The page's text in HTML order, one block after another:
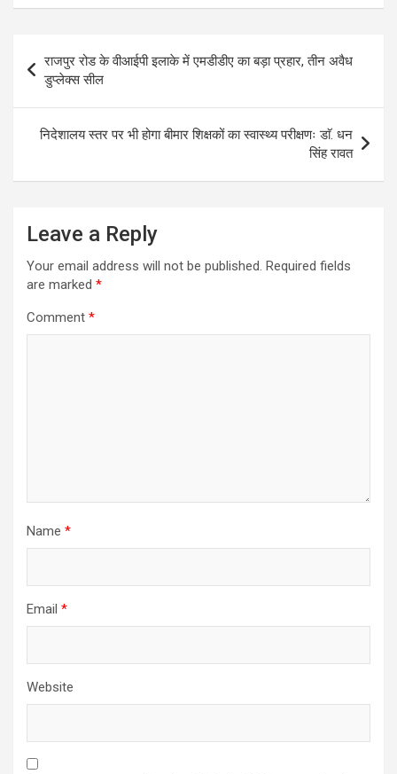
at
A
p
p
ce
b
o
o
k
e
gr
a
m
ail ar
navigation
राजपुर रोड के वीआईपी इलाके में एमडीडीए का बड़ा प्रहार, तीन अवैध
डुप्लेक्स सील
निदेशालय स्तर पर भी होगा बीमार शिक्षकों का स्वास्थ्य परीक्षणः डाॅ. धन
सिंह रावत
Leave a Reply
Your email address will not be published. Required fields
are marked *
Comment *
Name *
Email *
Website